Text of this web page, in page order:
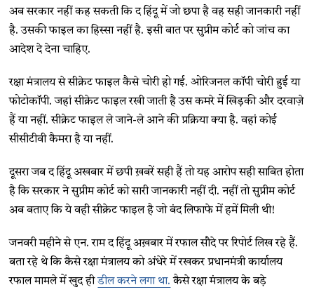
अब सरकार नहीं कह सकती कि द हिंदू में जो छपा है वह सही जानकारी नहीं
है. उसकी फाइल का हिस्सा नहीं है. इसी बात पर सुप्रीम कोर्ट को जांच का
आदेश दे देना चाहिए.
रक्षा मंत्रालय से सीक्रेट फाइल कैसे चोरी हो गई. ओरिजनल कॉपी चोरी हुई या
फोटोकॉपी. जहां सीक्रेट फाइल रखी जाती है उस कमरे में खिड़की और दरवाज़े
हैं या नहीं. सीक्रेट फाइल ले जाने-ले आने की प्रक्रिया क्या है. वहां कोई
सीसीटीवी कैमरा है या नहीं.
दूसरा जब द हिंदू अखबार में छपी ख़बरें सही हैं तो यह आरोप सही साबित होता
है कि सरकार ने सुप्रीम कोर्ट को सारी जानकारी नहीं दी. नहीं तो सुप्रीम कोर्ट
अब बताए कि ये वही सीक्रेट फाइल है जो बंद लिफाफे में हमें मिली थी!
जनवरी महीने से एन. राम द हिंदू अख़बार में रफाल सौदे पर रिपोर्ट लिख रहे हैं.
बता रहे थे कि कैसे रक्षा मंत्रालय को अंधेरे में रखकर प्रधानमंत्री कार्यालय
रफाल मामले में खुद हीडील करने लगा था. कैसे रक्षा मंत्रालय के बड़े